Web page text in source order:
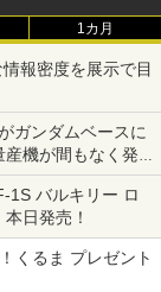
1カ月
報密度を展示で目
ガンダムベースに
機が間もなく発送
1S バルキリー ロ
日発売！
くるま プレゼント